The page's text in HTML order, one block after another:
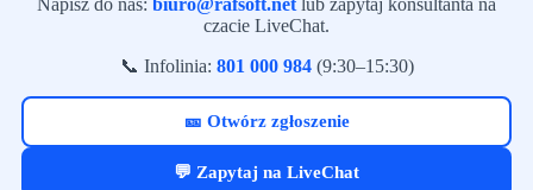
Napisz do nas: biuro@rafsoft.net lub zapytaj konsultanta na
czacie LiveChat.
📞 Infolinia: 801 000 984(9:30–15:30)
🎫 Otwórz zgłoszenie
💬 Zapytaj na LiveChat